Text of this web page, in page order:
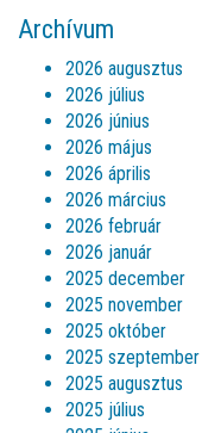
Archívum
2026 augusztus
2026 július
2026 június
2026 május
2026 április
2026 március
2026 február
2026 január
2025 december
2025 november
2025 október
2025 szeptember
2025 augusztus
2025 július